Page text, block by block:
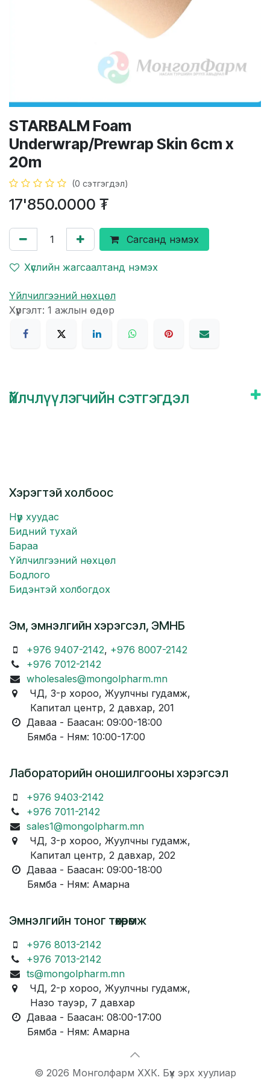
STARBALM Foam
Underwrap/Prewrap Skin 6cm x
20m
(0 сэтгэгдэл)
17'850.0000 ₮
Сагсанд нэмэх
Хүслийн жагсаалтанд нэмэх
Үйлчилгээний нөхцөл
Хүргэлт: 1 ажлын өдөр
Үйлчлүүлэгчийн сэтгэгдэл
Хэрэгтэй холбоос
Нүүр хуудас
Бидний тухай
Бараа
Үйлчилгээний нөхцөл
Бодлого
Бидэнтэй холбогдох
Эм, эмнэлгийн хэрэгсэл, ЭМНБ
+976 9407-2142, +976 8007-2142
+976 7012-2142
wholesales@mongolpharm.mn
ЧД, 3-р хороо, Жуулчны гудамж,
Капитал центр, 2 давхар, 201
Даваа - Баасан: 09:00-18:00
Бямба - Ням: 10:00-17:00
Лабораторийн оношилгооны хэрэгсэл
+976 9403-2142
+976 7011-2142
sales1@mongolpharm.mn
ЧД, 3-р хороо, Жуулчны гудамж,
Капитал центр, 2 давхар, 202
Даваа - Баасан: 09:00-18:00
Бямба - Ням: Амарна
Эмнэлгийн тоног төхөөрөмж
+976 8013-2142
+976 7013-2142
ts@mongolpharm.mn
ЧД, 2-р хороо, Жуулчны гудамж,
Назо тауэр, 7 давхар
Даваа - Баасан: 08:00-17:00
Бямба - Ням: Амарна
© 2026 Монголфарм ХХК. Бүх эрх хуулиар